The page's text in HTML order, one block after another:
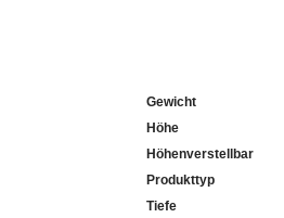
Gewicht
Höhe
Höhenverstellbar
Produkttyp
Tiefe